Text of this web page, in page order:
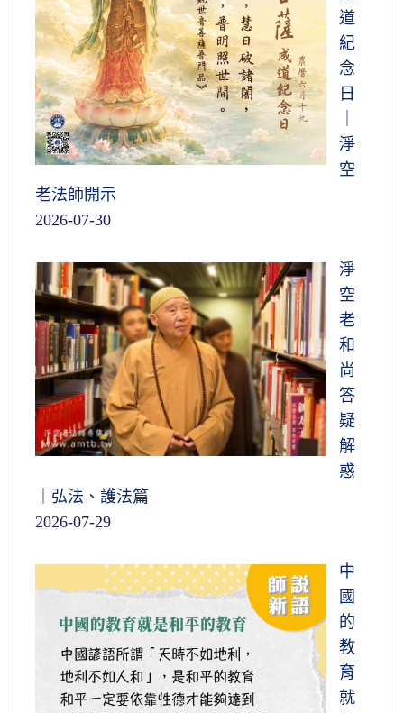
道
紀
念
日
淨
空
老法師開示
2026-07-30
淨
空
老
和
尚
答
疑
解
惑
｜弘法、護法篇
2026-07-29
中
國
的
教
育
就